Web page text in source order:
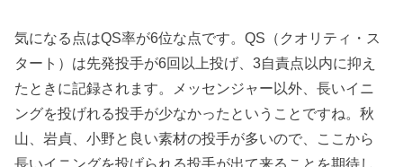
気になる点はQS率が6位な点です。QS（クオリティ・ス
タート）は先発投手が6回以上投げ、3自責点以内に抑え
たときに記録されます。メッセンジャー以外、長いイニ
ングを投げれる投手が少なかったということですね。秋
山、岩貞、小野と良い素材の投手が多いので、ここから
長いイニングを投げられる投手が出て来ることを期待し